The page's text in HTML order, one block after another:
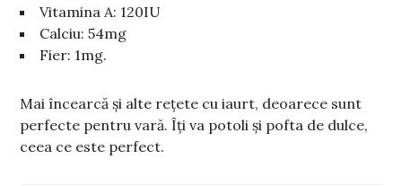
Vitamina A: 120IU
Calciu: 54mg
Fier: 1mg.
Mai încearcă și alte rețete cu iaurt, deoarece sunt
perfecte pentru vară. Îți va potoli și pofta de dulce,
ceea ce este perfect.